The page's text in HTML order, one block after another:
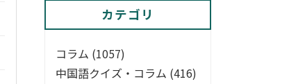
カテゴリ
コラム (1057)
中国語クイズ・コラム (416)